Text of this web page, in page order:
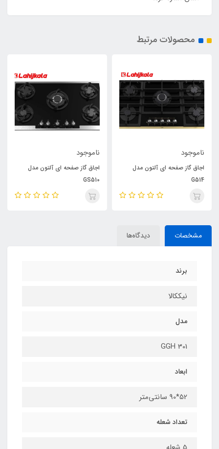
محصولات مرتبط
ناموجود
اجاق گاز صفحه ای آلتون مدل
G514
ناموجود
اجاق گاز صفحه ای آلتون مدل
GS510
مشخصات دیدگاه‌ها
برند
نیککالا
مدل
GGH 301
ابعاد
52*90 سانتی‌متر
تعداد شعله